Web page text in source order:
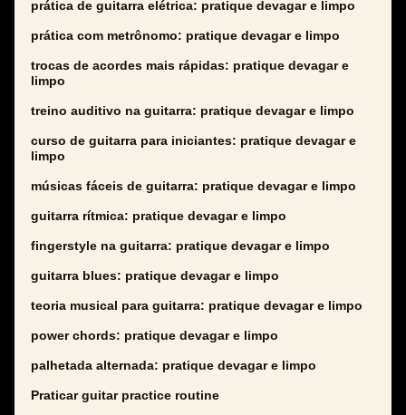
prática de guitarra elétrica: pratique devagar e limpo
prática com metrônomo: pratique devagar e limpo
trocas de acordes mais rápidas: pratique devagar e
limpo
treino auditivo na guitarra: pratique devagar e limpo
curso de guitarra para iniciantes: pratique devagar e
limpo
músicas fáceis de guitarra: pratique devagar e limpo
guitarra rítmica: pratique devagar e limpo
fingerstyle na guitarra: pratique devagar e limpo
guitarra blues: pratique devagar e limpo
teoria musical para guitarra: pratique devagar e limpo
power chords: pratique devagar e limpo
palhetada alternada: pratique devagar e limpo
Praticar guitar practice routine